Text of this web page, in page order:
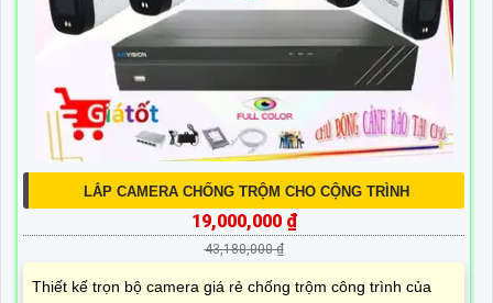
LẮP CAMERA CHỐNG TRỘM CHO CỘNG TRÌNH
19,000,000 ₫
43,180,000 ₫
Thiết kế trọn bộ camera giá rẻ chống trộm công trình của